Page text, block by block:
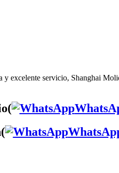
excelente servicio, Shanghai